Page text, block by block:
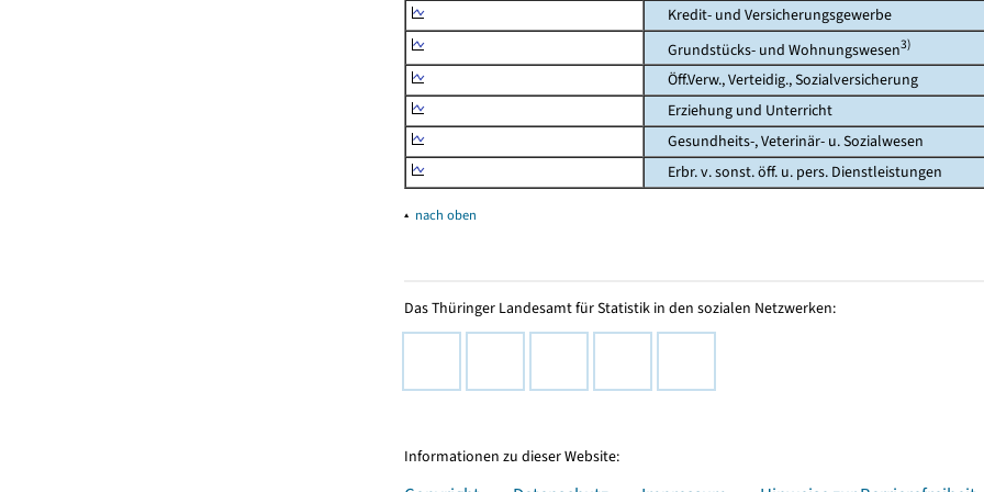
Kredit- und Versicherungsgewerbe
Grundstücks- und Wohnungswesen3)
Öff.Verw., Verteidig., Sozialversicherung
Erziehung und Unterricht
Gesundheits-, Veterinär- u. Sozialwesen
Erbr. v. sonst. öff. u. pers. Dienstleistungen
▴ nach oben
Das Thüringer Landesamt für Statistik in den sozialen Netzwerken:
Informationen zu dieser Website: